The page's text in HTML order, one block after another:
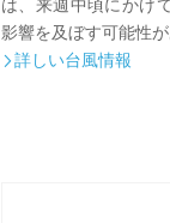
は、来週中頃にかけ
影響を及ぼす可能性が
 詳しい台風情報